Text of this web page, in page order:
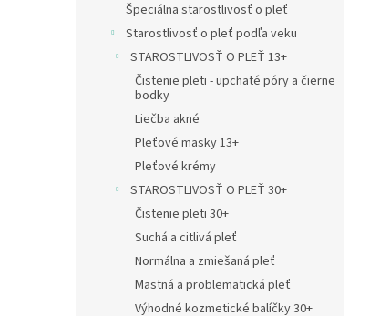
Špeciálna starostlivosť o pleť
Starostlivosť o pleť podľa veku
STAROSTLIVOSŤ O PLEŤ 13+
Čistenie pleti - upchaté póry a čierne
bodky
Liečba akné
Pleťové masky 13+
Pleťové krémy
STAROSTLIVOSŤ O PLEŤ 30+
Čistenie pleti 30+
Suchá a citlivá pleť
Normálna a zmiešaná pleť
Mastná a problematická pleť
Výhodné kozmetické balíčky 30+